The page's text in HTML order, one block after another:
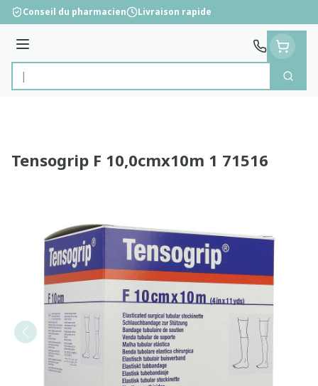
Aller au contenu
Conseil du pharmacien Livraison rapide
Menu
Rechercher
Tensogrip F 10,0cmx10m 1 71516